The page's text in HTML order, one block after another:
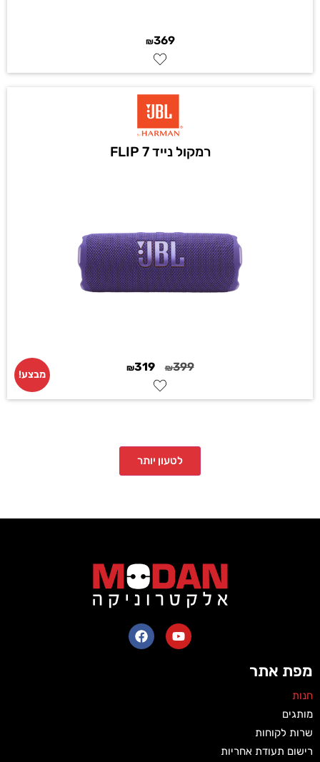
₪369
רמקול נייד FLIP 7
₪399
₪319
מבצע!
לטעון יותר
מפת אתר
חנות
מותגים
שרות לקוחות
רישום תעודת אחריות